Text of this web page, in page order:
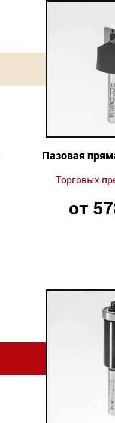
Пазовая
Торговых
от